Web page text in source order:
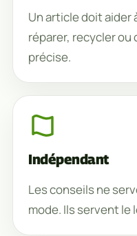
Un article doit aider
réparer, recycler
précise.
Indépendant
Les conseils ne
mode. Ils servent le